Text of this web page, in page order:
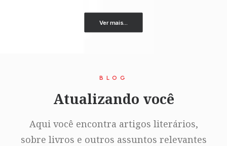
Ver mais...
BLOG
Atualizando você
Aqui você encontra artigos literários,
sobre livros e outros assuntos relevantes